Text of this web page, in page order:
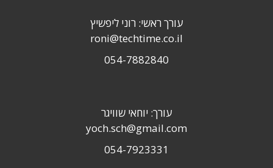
עורך ראשי: רוני ליפשיץ
roni@techtime.co.il
054-7882840
עורך: יוחאי שוויגר
yoch.sch@gmail.com
054-7923331